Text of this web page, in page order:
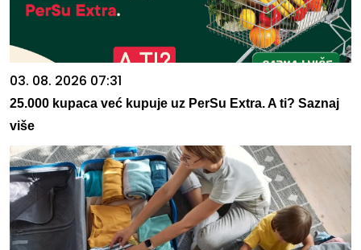
03. 08. 2026 07:31
25.000 kupaca već kupuje uz PerSu Extra. A ti? Saznaj
više